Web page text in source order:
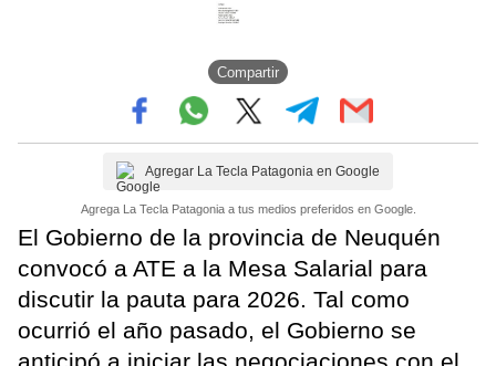
Compartir
Agregar La Tecla Patagonia en Google
Agrega La Tecla Patagonia a tus medios preferidos en Google.
El Gobierno de la provincia de Neuquén
convocó a ATE a la Mesa Salarial para
discutir la pauta para 2026. Tal como
ocurrió el año pasado, el Gobierno se